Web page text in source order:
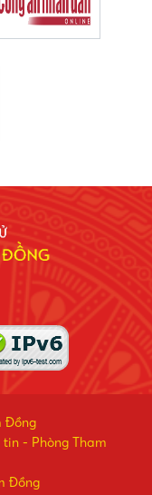
Đồng
- Phòng Tham
Đồng